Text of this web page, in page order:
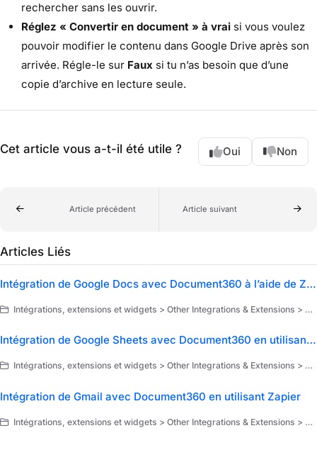
rechercher sans les ouvrir.
Réglez « Convertir en document » à vrai si vous voulez
pouvoir modifier le contenu dans Google Drive après son
arrivée. Régle-le sur Faux si tu n’as besoin que d’une
copie d’archive en lecture seule.
Cet article vous a-t-il été utile ? Oui Non
Article précédent Article suivant
Articles Liés
Intégration de Google Docs avec Document360 à l’aide de Zapier
Intégrations, extensions et widgets > Other Integrations & Extensions > Extensions > Zapier > Use cases of Zapier
Intégration de Google Sheets avec Document360 en utilisant Zapier
Intégrations, extensions et widgets > Other Integrations & Extensions > Extensions > Zapier > Use cases of Zapier
Intégration de Gmail avec Document360 en utilisant Zapier
Intégrations, extensions et widgets > Other Integrations & Extensions > Extensions > Zapier > Use cases of Zapier